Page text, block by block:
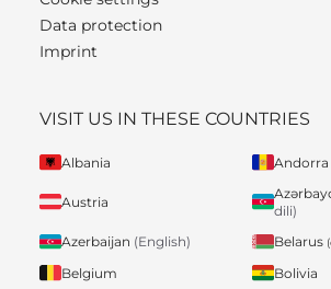
Data protection
Imprint
VISIT US IN THESE COUNTRIES
Albania Andorra
Austria
dili)
Azerbaijan (English) Belarus
Belgium
Bolivia